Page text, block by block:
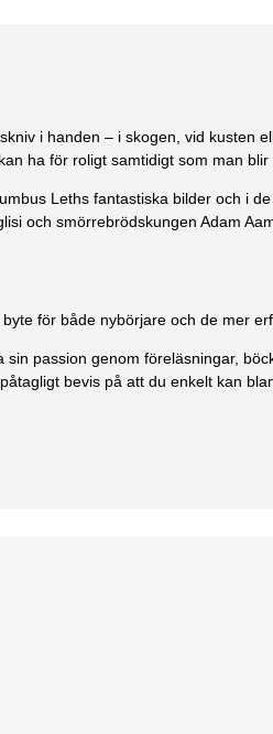
i handen – i skogen, vid kusten
ha för roligt samtidigt som man blir
Leths fantastiska bilder och i
och smörrebrödskungen Adam
för både nybörjare och de mer
passion genom föreläsningar,
bevis på att du enkelt kan